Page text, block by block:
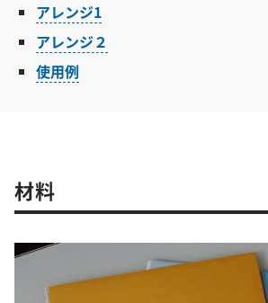
アレンジ1
アレンジ２
使用例
材料